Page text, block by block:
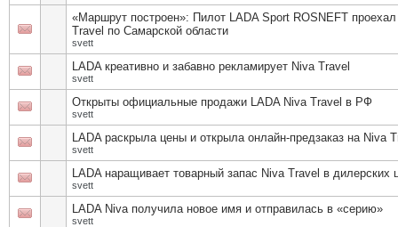
«Маршрут построен»: Пилот LADA Sport ROSNEFT
Travel по Самарской области
svett
LADA креативно и забавно рекламирует Niva Travel
svett
Открыты официальные продажи LADA Niva Travel в РФ
svett
LADA раскрыла цены и открыла онлайн-предзаказ на Niva
svett
LADA наращивает товарный запас Niva Travel в дилерских
svett
LADA Niva получила новое имя и отправилась в «серию»
svett